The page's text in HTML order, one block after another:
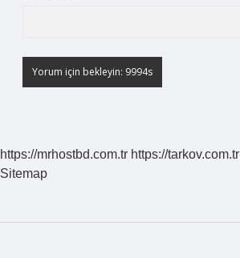
https://mrhostbd.com.tr https://tarkov.com.tr
Sitemap